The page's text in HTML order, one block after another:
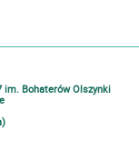
im. Bohaterów Olszynki